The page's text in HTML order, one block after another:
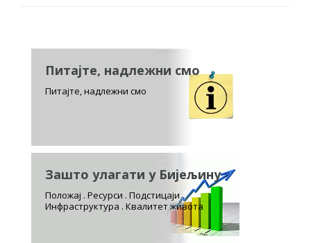
Питајте, надлежни смо
Питајте, надлежни смо
Зашто улагати у Бијељину
Положај . Ресурси . Подстицаји
Инфраструктура . Квалитет живота